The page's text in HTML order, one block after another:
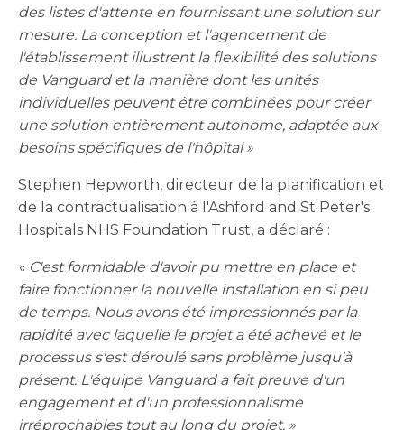
des listes d'attente en fournissant une solution sur
mesure. La conception et l'agencement de
l'établissement illustrent la flexibilité des solutions
de Vanguard et la manière dont les unités
individuelles peuvent être combinées pour créer
une solution entièrement autonome, adaptée aux
besoins spécifiques de l'hôpital »
Stephen Hepworth, directeur de la planification et
de la contractualisation à l'Ashford and St Peter's
Hospitals NHS Foundation Trust, a déclaré :
« C'est formidable d'avoir pu mettre en place et
faire fonctionner la nouvelle installation en si peu
de temps. Nous avons été impressionnés par la
rapidité avec laquelle le projet a été achevé et le
processus s'est déroulé sans problème jusqu'à
présent. L'équipe Vanguard a fait preuve d'un
engagement et d'un professionnalisme
irréprochables tout au long du projet. »